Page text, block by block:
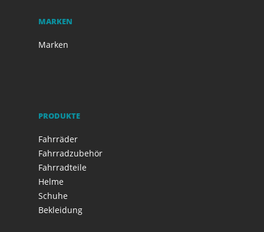
MARKEN
Marken
PRODUKTE
Fahrräder
Fahrradzubehör
Fahrradteile
Helme
Schuhe
Bekleidung